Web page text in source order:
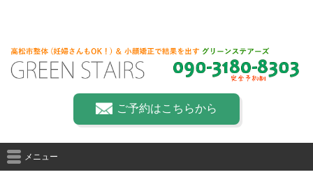
ご予約はこちらから
メニュー